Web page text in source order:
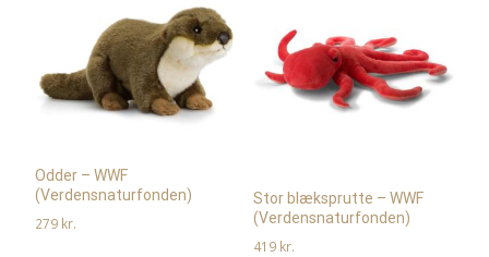
Odder – WWF
(Verdensnaturfonden)
279 kr.
Stor blæksprutte – WWF
(Verdensnaturfonden)
419 kr.